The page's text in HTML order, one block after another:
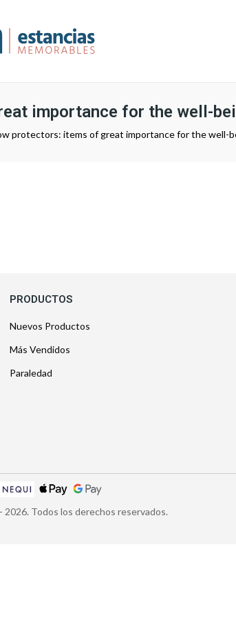
importance for the well-
protectors: items of great importance for the well-
PRODUCTOS
Nuevos Productos
Más Vendidos
Paraledad
Todos los derechos reservados.